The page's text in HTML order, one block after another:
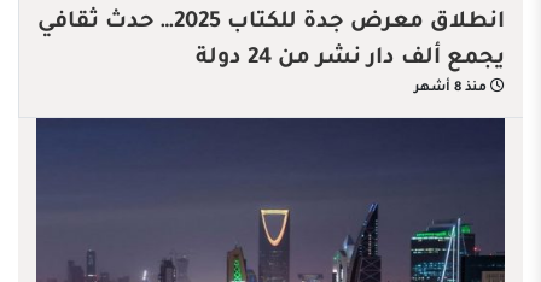
انطلاق معرض جدة للكتاب 2025… حدث ثقافي
يجمع ألف دار نشر من 24 دولة
منذ 8 أشهر